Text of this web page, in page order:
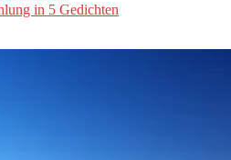
in 5 Gedichten